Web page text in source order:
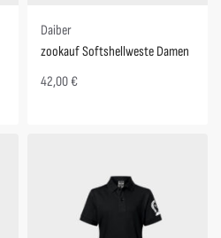
Daiber
zookauf Softshellweste Damen
42,00 €